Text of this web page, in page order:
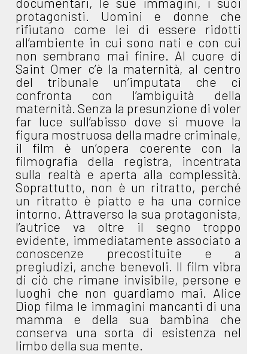
protagonisti. Uomini e donne che
rifiutano come lei di essere ridotti
all’ambiente in cui sono nati e con cui
non sembrano mai finire. Al cuore di
Saint Omer c’è la maternità, al centro
del tribunale un’imputata che ci
confronta con l’ambiguità della
maternità. Senza la presunzione di voler
far luce sull’abisso dove si muove la
figura mostruosa della madre criminale,
il film è un’opera coerente con la
filmografia della registra, incentrata
sulla realtà e aperta alla complessità.
Soprattutto, non è un ritratto, perché
un ritratto è piatto e ha una cornice
intorno. Attraverso la sua protagonista,
l’autrice va oltre il segno troppo
evidente, immediatamente associato a
conoscenze precostituite e a
pregiudizi, anche benevoli. Il film vibra
di ciò che rimane invisibile, persone e
luoghi che non guardiamo mai. Alice
Diop filma le immagini mancanti di una
mamma e della sua bambina che
conserva una sorta di esistenza nel
limbo della sua mente.